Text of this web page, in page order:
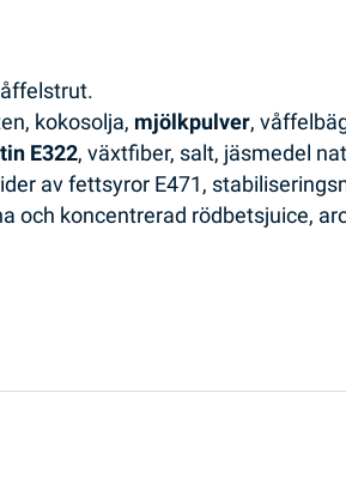
kokosolja, mjölkpulver,
E322, växtfiber, salt, jäsmedel
av fettsyror E471,
och koncentrerad rödbetsjuice,